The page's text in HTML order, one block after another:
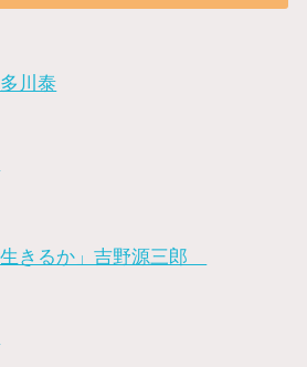
川泰
きるか」吉野源三郎